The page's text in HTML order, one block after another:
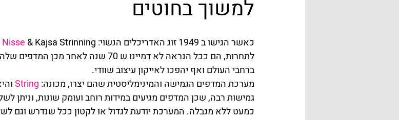
למשוך בחוטים
כאשר הגישו ב 1949 זוג האדריכלים הנשוי: Nisse
לתחרות, הם ככל הנראה לא דמיינו ש 70 שנה
ברחבי העולם ואף יהפכו לאייקון עיצוב שוודי.
מערכת המדפים הגמישה והמינימליסטית שהם יצרו, מכונה: String
גמישות רבה, שכן המדפים מגיעים במידות רוחב ועומק שונות, וניתן
כמעט ללא מגבלה. המערכת יודעת לגדול או לקטון ככל שנדרש וגם